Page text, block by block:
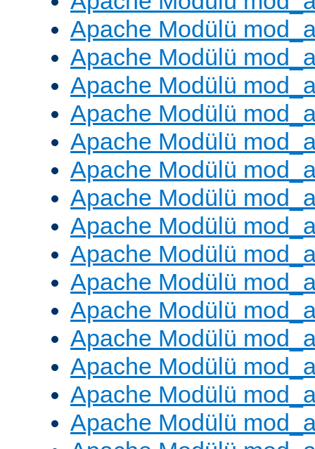
Apache Modülü
Apache Modülü
Apache Modülü
Apache Modülü
Apache Modülü
Apache Modülü
Apache Modülü
Apache Modülü
Apache Modülü
Apache Modülü
Apache Modülü
Apache Modülü
Apache Modülü
Apache Modülü
Apache Modülü